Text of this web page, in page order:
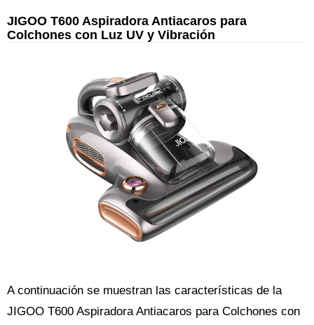
JIGOO T600 Aspiradora Antiacaros para
Colchones con Luz UV y Vibración
A continuación se muestran las características de la
JIGOO T600 Aspiradora Antiacaros para Colchones con